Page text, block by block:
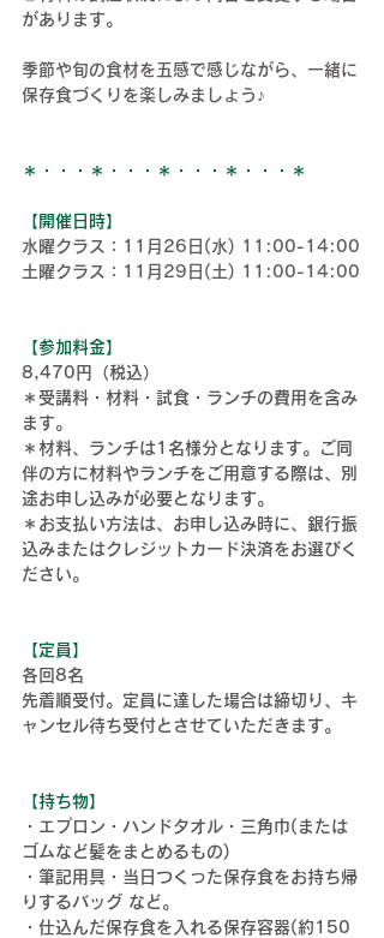
があります。
季節や旬の食材を五感で感じながら、一緒に
保存食づくりを楽しみましょう♪
＊・・・＊・・・＊・・・＊・・・＊
【開催日時】
水曜クラス：11月26日(水) 11:00-14:00
土曜クラス：11月29日(土) 11:00-14:00
【参加料金】
8,470円（税込）
＊受講料・材料・試食・ランチの費用を含み
ます。
＊ 材料、ランチは1名様分となります。ご同
伴の方に材料やランチをご用意する際は、別
途お申し込みが必要となります。
＊ お支払い方法は、お申し込み時に、銀行振
込みまたはクレジットカード決済をお選びく
ださい。
【定員】
各回8名
先着順受付。定員に達した場合は締切り、キ
ャンセル待ち受付とさせていただきます。
【持ち物】
・エプロン・ハンドタオル・三角巾(または
ゴムなど髪をまとめるもの)
・筆記用具・当日つくった保存食をお持ち帰
りするバッグ など。
・仕込んだ保存食を入れる保存容器(約150